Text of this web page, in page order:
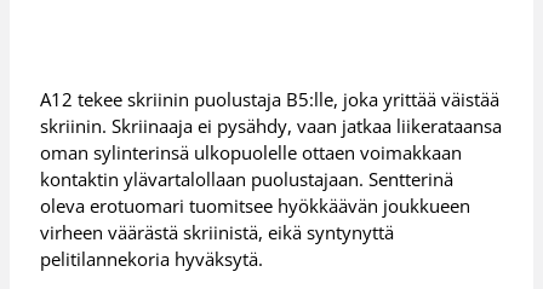
A12 tekee skriinin puolustaja B5:lle, joka yrittää väistää
skriinin. Skriinaaja ei pysähdy, vaan jatkaa liikerataansa
oman sylinterinsä ulkopuolelle ottaen voimakkaan
kontaktin ylävartalollaan puolustajaan. Sentterinä
oleva erotuomari tuomitsee hyökkäävän joukkueen
virheen väärästä skriinistä, eikä syntynyttä
pelitilannekoria hyväksytä.